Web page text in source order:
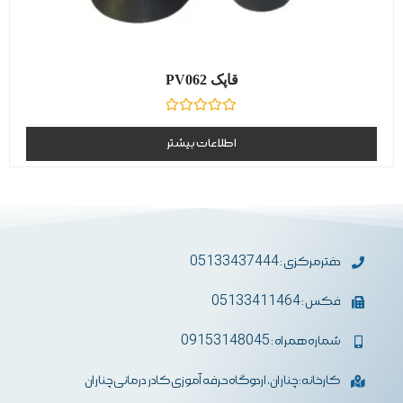
قاپک PV062
از
5
اطلاعات بیشتر
دفترمرکزی : 05133437444
فکس : 05133411464
شماره همراه : 09153148045
کارخانه: چناران، اردوگاه حرفه آموزی کادر درمانی چناران